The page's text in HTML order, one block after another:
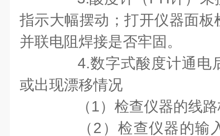
指示大幅摆动；打开仪器面
并联电阻焊接是否牢固。
4.数字式酸度计通电
或出现漂移情况
（1） 检查仪器的线
（2 ）检查仪器的输